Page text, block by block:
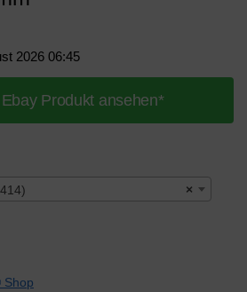
2026 06:45
Produkt ansehen*
×